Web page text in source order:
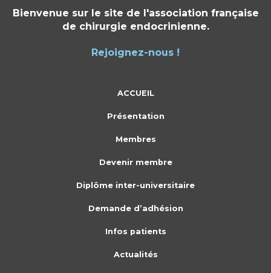
Bienvenue sur le site de l'association française
de chirurgie endocrinienne.
Rejoignez-nous !
ACCUEIL
Présentation
Membres
Devenir membre
Diplôme inter-universitaire
Demande d’adhésion
Infos patients
Actualités